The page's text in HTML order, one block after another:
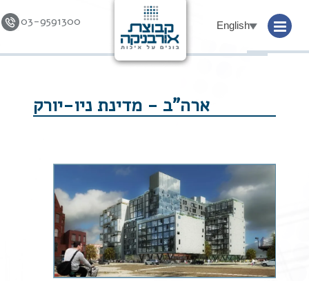
03-9591300 English
Skip to
ארה"ב - מדינת ניו-יורק